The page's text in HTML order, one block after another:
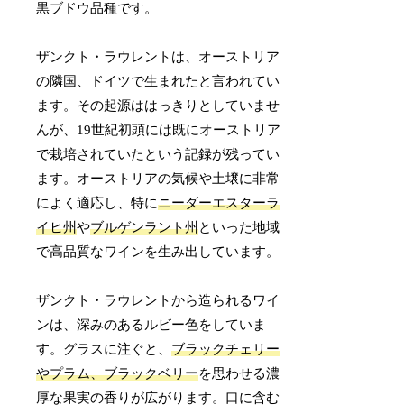
黒ブドウ品種です。
ザンクト・ラウレントは、オーストリア
の隣国、ドイツで生まれたと言われてい
ます。その起源ははっきりとしていませ
んが、19世紀初頭には既にオーストリア
で栽培されていたという記録が残ってい
ます。オーストリアの気候や土壌に非常
によく適応し、特にニーダーエスターラ
イヒ州やブルゲンラント州といった地域
で高品質なワインを生み出しています。
ザンクト・ラウレントから造られるワイ
ンは、深みのあるルビー色をしていま
す。グラスに注ぐと、ブラックチェリー
やプラム、ブラックベリーを思わせる濃
厚な果実の香りが広がります。口に含む